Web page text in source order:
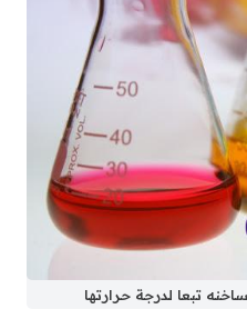
تبعا لدرجة حرارتها